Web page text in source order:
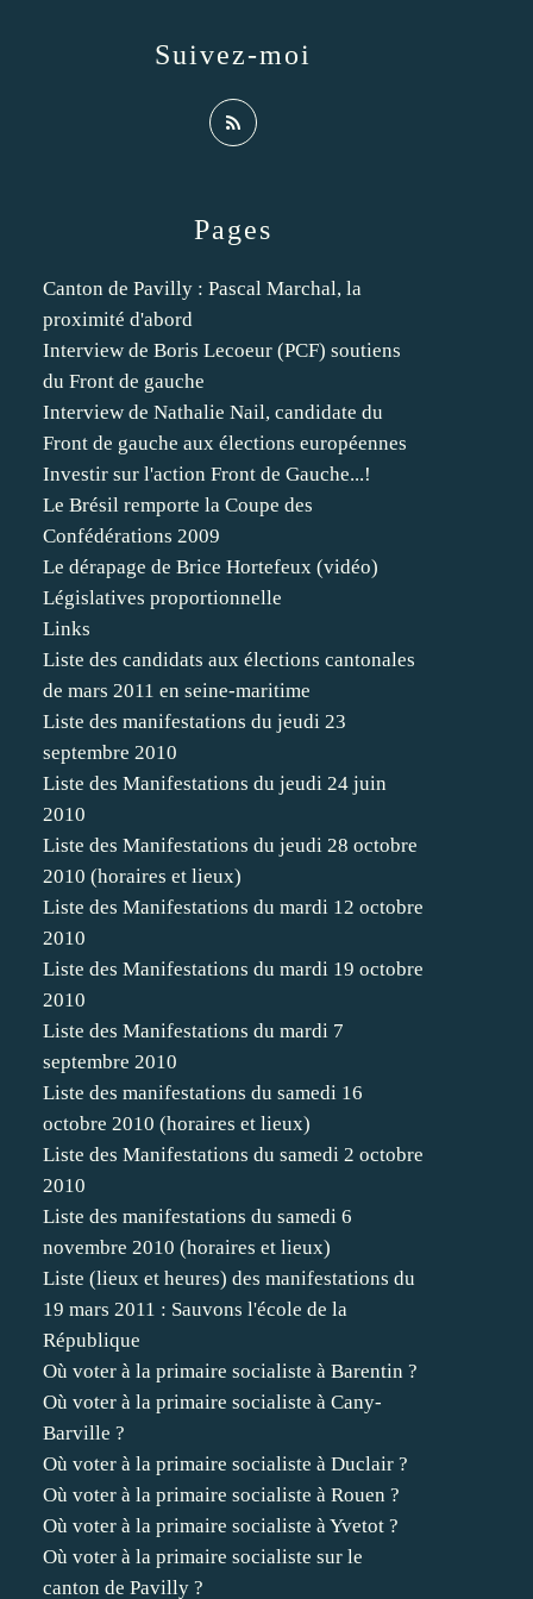
Pages
Canton de Pavilly : Pascal Marchal, la
proximité d'abord
Interview de Boris Lecoeur (PCF) soutiens
du Front de gauche
Interview de Nathalie Nail, candidate du
Front de gauche aux élections européennes
Investir sur l'action Front de Gauche...!
Le Brésil remporte la Coupe des
Confédérations 2009
Le dérapage de Brice Hortefeux (vidéo)
Législatives proportionnelle
Links
Liste des candidats aux élections cantonales
de mars 2011 en seine-maritime
Liste des manifestations du jeudi 23
septembre 2010
Liste des Manifestations du jeudi 24 juin
2010
Liste des Manifestations du jeudi 28 octobre
2010 (horaires et lieux)
Liste des Manifestations du mardi 12 octobre
2010
Liste des Manifestations du mardi 19 octobre
2010
Liste des Manifestations du mardi 7
septembre 2010
Liste des manifestations du samedi 16
octobre 2010 (horaires et lieux)
Liste des Manifestations du samedi 2 octobre
2010
Liste des manifestations du samedi 6
novembre 2010 (horaires et lieux)
Liste (lieux et heures) des manifestations du
19 mars 2011 : Sauvons l'école de la
République
Où voter à la primaire socialiste à Barentin ?
Où voter à la primaire socialiste à Cany-
Barville ?
Où voter à la primaire socialiste à Duclair ?
Où voter à la primaire socialiste à Rouen ?
Où voter à la primaire socialiste à Yvetot ?
Où voter à la primaire socialiste sur le
canton de Pavilly ?
Suivez-moi